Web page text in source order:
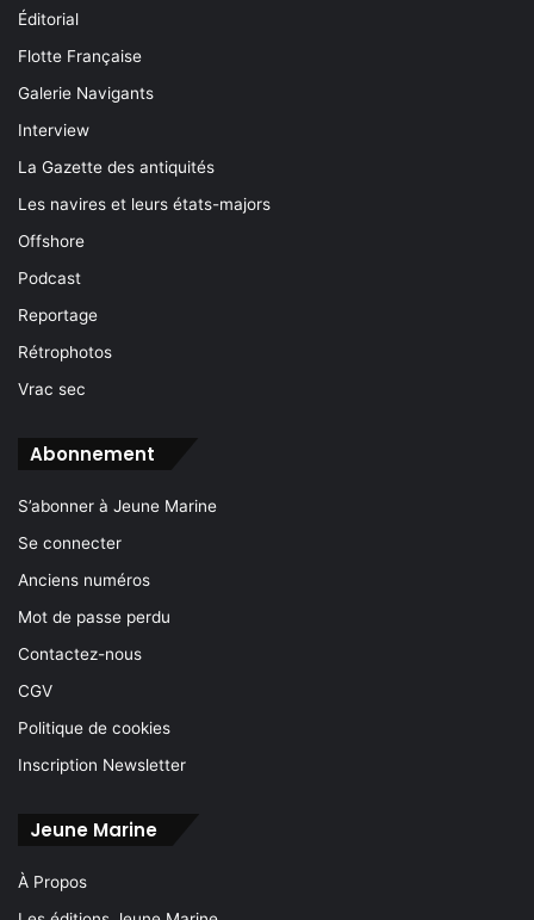
Éditorial
Flotte Française
Galerie Navigants
Interview
La Gazette des antiquités
Les navires et leurs états-majors
Offshore
Podcast
Reportage
Rétrophotos
Vrac sec
Abonnement
S’abonner à Jeune Marine
Se connecter
Anciens numéros
Mot de passe perdu
Contactez-nous
CGV
Politique de cookies
Inscription Newsletter
Jeune Marine
À Propos